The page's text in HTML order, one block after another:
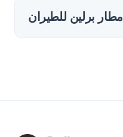
مطار برلين للطيران